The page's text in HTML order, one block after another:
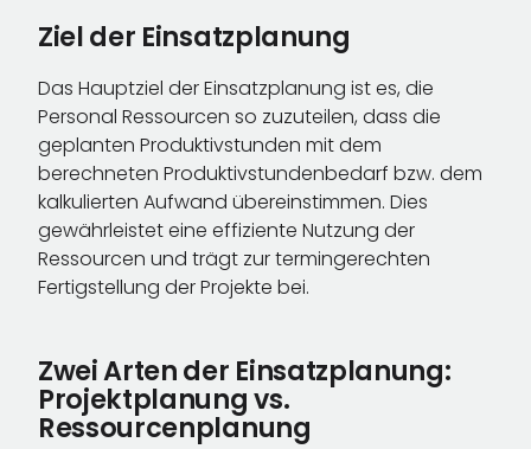
Ziel der Einsatzplanung
Das Hauptziel der Einsatzplanung ist es, die
Personal Ressourcen so zuzuteilen, dass die
geplanten Produktivstunden mit dem
berechneten Produktivstundenbedarf bzw. dem
kalkulierten Aufwand übereinstimmen. Dies
gewährleistet eine effiziente Nutzung der
Ressourcen und trägt zur termingerechten
Fertigstellung der Projekte bei.
Zwei Arten der Einsatzplanung:
Projektplanung vs.
Ressourcenplanung